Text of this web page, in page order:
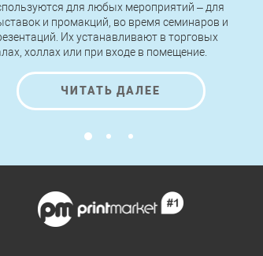
для любых мероприятий – для
и промакций, во время семинаров и
Их устанавливают в торговых
холлах или при входе в помещение.
стенды roll up позволяют
переносить и устанавливать их
считанные минуты без применения
ЧИТАТЬ ДАЛЕЕ